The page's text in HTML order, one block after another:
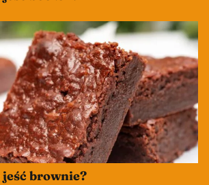
jeść brownie?